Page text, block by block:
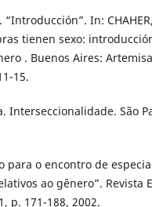
“Introducción”. In:
tienen sexo:
. Buenos Aires: Artemisa
15.
Interseccionalidade. São
para o encontro de
ao gênero”. Revista
p. 171-188, 2002.